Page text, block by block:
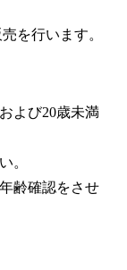
を行います。
よび20歳未満
。
齢確認をさせ